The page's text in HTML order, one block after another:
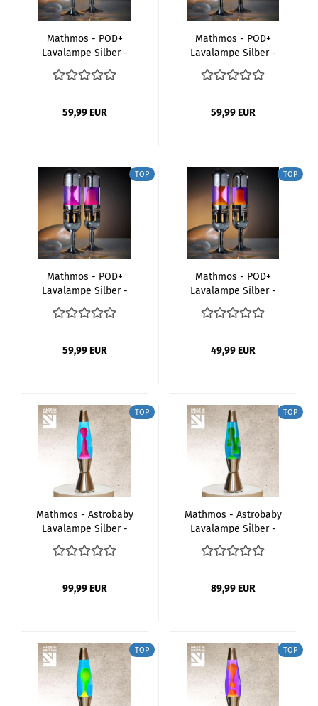
Mathmos - POD+
Lavalampe Silber -
Gelb Orange
59,99 EUR
Mathmos - POD+
Lavalampe Silber -
Pink Blau
59,99 EUR
TOP
Mathmos - POD+
Lavalampe Silber -
Pink
59,99 EUR
TOP
Mathmos - POD+
Lavalampe Silber -
Violet Orange
49,99 EUR
TOP
Mathmos - Astrobaby
Lavalampe Silber -
Blau Pink
99,99 EUR
TOP
Mathmos - Astrobaby
Lavalampe Silber -
Grün Blau
89,99 EUR
TOP TOP